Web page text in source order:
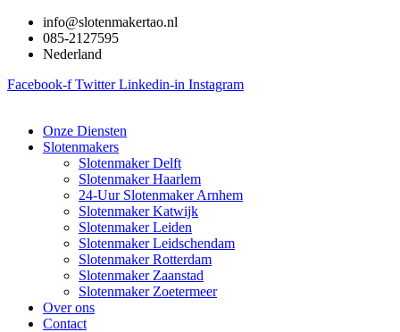
naar
info@slotenmakertao.nl
085-2127595
Nederland
Facebook-f Twitter Linkedin-in Instagram
Onze Diensten
Slotenmakers
Slotenmaker Delft
Slotenmaker Haarlem
24-Uur Slotenmaker Arnhem
Slotenmaker Katwijk
Slotenmaker Leiden
Slotenmaker Leidschendam
Slotenmaker Rotterdam
Slotenmaker Zaanstad
Slotenmaker Zoetermeer
Over ons
Contact